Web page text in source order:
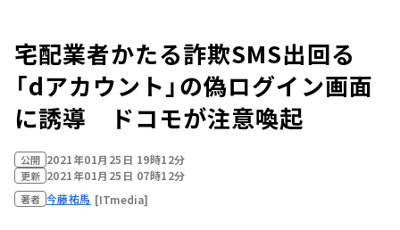
宅配業者かたる詐欺SMS出回る
「dアカウント」の偽ログイン画面
に誘導 ドコモが注意喚起
公開 2021年01月25日 19時12分
更新 2021年01月25日 07時12分
著者 今藤祐馬 [ITmedia]